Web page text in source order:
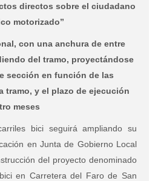
directos sobre el ciudadano
motorizado”
con una anchura de entre
del tramo, proyectándose
sección en función de las
tramo, y el plazo de ejecución
meses
bici seguirá ampliando su
en Junta de Gobierno Local
del proyecto denominado
en Carretera del Faro de San